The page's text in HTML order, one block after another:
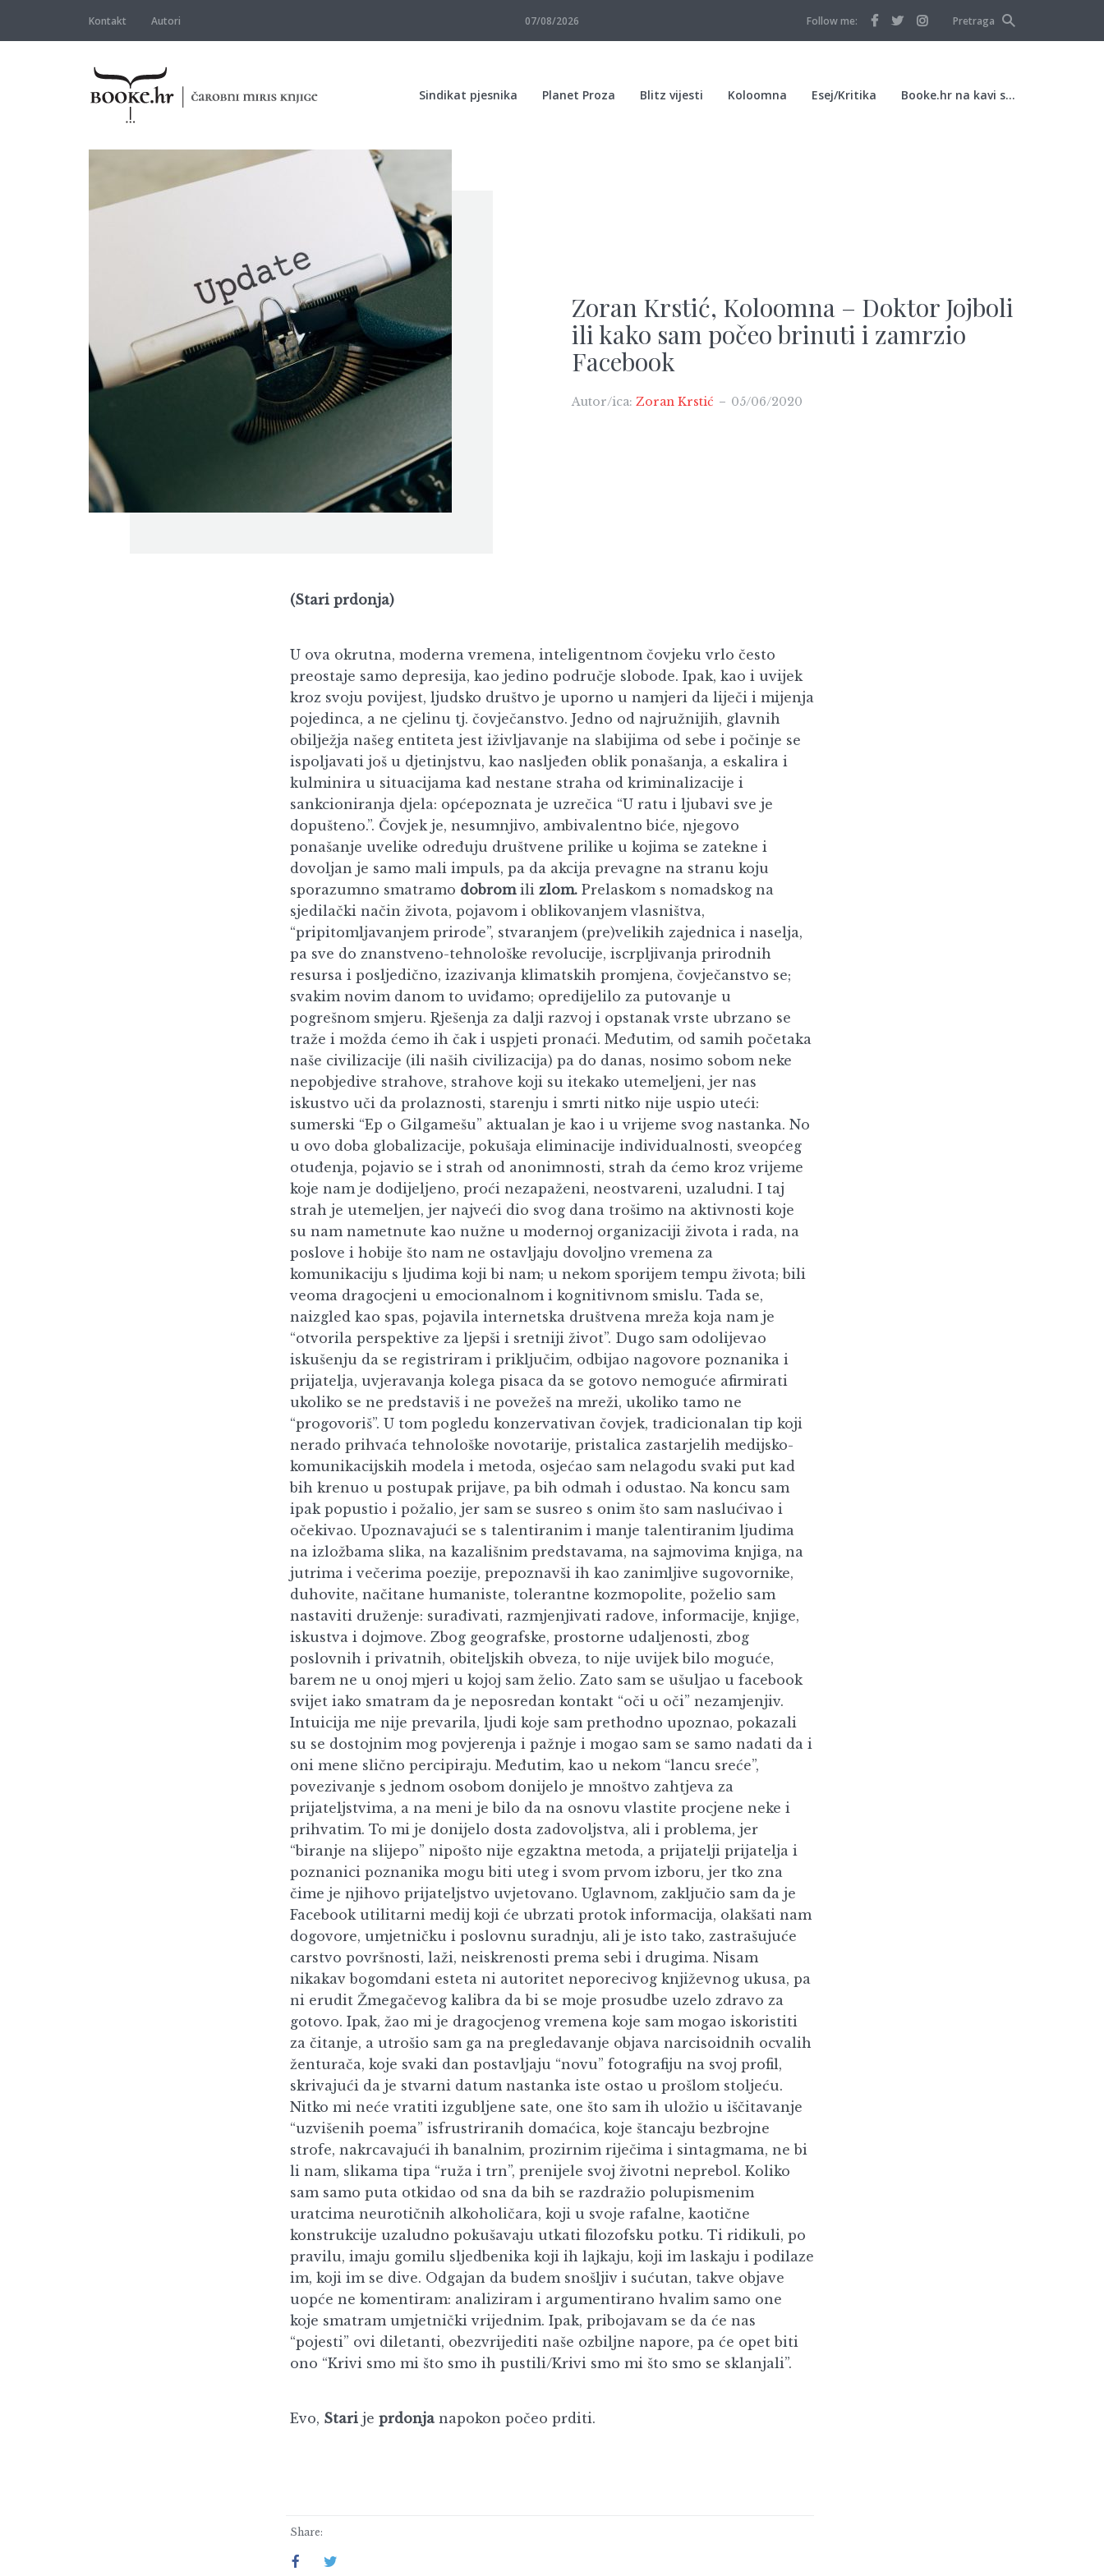
Kontakt Autori 07/08/2026 Follow me: Pretraga
Sindikat pjesnika Planet Proza Blitz vijesti Koloomna Esej/Kritika Booke.hr na kavi s…
Zoran Krstić, Koloomna – Doktor Jojboli
ili kako sam počeo brinuti i zamrzio
Facebook
Autor/ica: Zoran Krstić 05/06/2020
(Stari prdonja)
U ova okrutna, moderna vremena, inteligentnom čovjeku vrlo često
preostaje samo depresija, kao jedino područje slobode. Ipak, kao i uvijek
kroz svoju povijest, ljudsko društvo je uporno u namjeri da liječi i mijenja
pojedinca, a ne cjelinu tj. čovječanstvo. Jedno od najružnijih, glavnih
obilježja našeg entiteta jest iživljavanje na slabijima od sebe i počinje se
ispoljavati još u djetinjstvu, kao nasljeđen oblik ponašanja, a eskalira i
kulminira u situacijama kad nestane straha od kriminalizacije i
sankcioniranja djela: općepoznata je uzrečica “U ratu i ljubavi sve je
dopušteno.”. Čovjek je, nesumnjivo, ambivalentno biće, njegovo
ponašanje uvelike određuju društvene prilike u kojima se zatekne i
dovoljan je samo mali impuls, pa da akcija prevagne na stranu koju
sporazumno smatramo dobrom ili zlom. Prelaskom s nomadskog na
sjedilački način života, pojavom i oblikovanjem vlasništva,
“pripitomljavanjem prirode”, stvaranjem (pre)velikih zajednica i naselja,
pa sve do znanstveno-tehnološke revolucije, iscrpljivanja prirodnih
resursa i posljedično, izazivanja klimatskih promjena, čovječanstvo se;
svakim novim danom to uviđamo; opredijelilo za putovanje u
pogrešnom smjeru. Rješenja za dalji razvoj i opstanak vrste ubrzano se
traže i možda ćemo ih čak i uspjeti pronaći. Međutim, od samih početaka
naše civilizacije (ili naših civilizacija) pa do danas, nosimo sobom neke
nepobjedive strahove, strahove koji su itekako utemeljeni, jer nas
iskustvo uči da prolaznosti, starenju i smrti nitko nije uspio uteći:
sumerski “Ep o Gilgamešu” aktualan je kao i u vrijeme svog nastanka. No
u ovo doba globalizacije, pokušaja eliminacije individualnosti, sveopćeg
otuđenja, pojavio se i strah od anonimnosti, strah da ćemo kroz vrijeme
koje nam je dodijeljeno, proći nezapaženi, neostvareni, uzaludni. I taj
strah je utemeljen, jer najveći dio svog dana trošimo na aktivnosti koje
su nam nametnute kao nužne u modernoj organizaciji života i rada, na
poslove i hobije što nam ne ostavljaju dovoljno vremena za
komunikaciju s ljudima koji bi nam; u nekom sporijem tempu života; bili
veoma dragocjeni u emocionalnom i kognitivnom smislu. Tada se,
naizgled kao spas, pojavila internetska društvena mreža koja nam je
“otvorila perspektive za ljepši i sretniji život”. Dugo sam odolijevao
iskušenju da se registriram i priključim, odbijao nagovore poznanika i
prijatelja, uvjeravanja kolega pisaca da se gotovo nemoguće afirmirati
ukoliko se ne predstaviš i ne povežeš na mreži, ukoliko tamo ne
“progovoriš”. U tom pogledu konzervativan čovjek, tradicionalan tip koji
nerado prihvaća tehnološke novotarije, pristalica zastarjelih medijsko-
komunikacijskih modela i metoda, osjećao sam nelagodu svaki put kad
bih krenuo u postupak prijave, pa bih odmah i odustao. Na koncu sam
ipak popustio i požalio, jer sam se susreo s onim što sam naslućivao i
očekivao. Upoznavajući se s talentiranim i manje talentiranim ljudima
na izložbama slika, na kazališnim predstavama, na sajmovima knjiga, na
jutrima i večerima poezije, prepoznavši ih kao zanimljive sugovornike,
duhovite, načitane humaniste, tolerantne kozmopolite, poželio sam
nastaviti druženje: surađivati, razmjenjivati radove, informacije, knjige,
iskustva i dojmove. Zbog geografske, prostorne udaljenosti, zbog
poslovnih i privatnih, obiteljskih obveza, to nije uvijek bilo moguće,
barem ne u onoj mjeri u kojoj sam želio. Zato sam se ušuljao u facebook
svijet iako smatram da je neposredan kontakt “oči u oči” nezamjenjiv.
Intuicija me nije prevarila, ljudi koje sam prethodno upoznao, pokazali
su se dostojnim mog povjerenja i pažnje i mogao sam se samo nadati da i
oni mene slično percipiraju. Međutim, kao u nekom “lancu sreće”,
povezivanje s jednom osobom donijelo je mnoštvo zahtjeva za
prijateljstvima, a na meni je bilo da na osnovu vlastite procjene neke i
prihvatim. To mi je donijelo dosta zadovoljstva, ali i problema, jer
“biranje na slijepo” nipošto nije egzaktna metoda, a prijatelji prijatelja i
poznanici poznanika mogu biti uteg i svom prvom izboru, jer tko zna
čime je njihovo prijateljstvo uvjetovano. Uglavnom, zaključio sam da je
Facebook utilitarni medij koji će ubrzati protok informacija, olakšati nam
dogovore, umjetničku i poslovnu suradnju, ali je isto tako, zastrašujuće
carstvo površnosti, laži, neiskrenosti prema sebi i drugima. Nisam
nikakav bogomdani esteta ni autoritet neporecivog književnog ukusa, pa
ni erudit Žmegačevog kalibra da bi se moje prosudbe uzelo zdravo za
gotovo. Ipak, žao mi je dragocjenog vremena koje sam mogao iskoristiti
za čitanje, a utrošio sam ga na pregledavanje objava narcisoidnih ocvalih
ženturača, koje svaki dan postavljaju “novu” fotografiju na svoj profil,
skrivajući da je stvarni datum nastanka iste ostao u prošlom stoljeću.
Nitko mi neće vratiti izgubljene sate, one što sam ih uložio u iščitavanje
“uzvišenih poema” isfrustriranih domaćica, koje štancaju bezbrojne
strofe, nakrcavajući ih banalnim, prozirnim riječima i sintagmama, ne bi
li nam, slikama tipa “ruža i trn”, prenijele svoj životni neprebol. Koliko
sam samo puta otkidao od sna da bih se razdražio polupismenim
uratcima neurotičnih alkoholičara, koji u svoje rafalne, kaotične
konstrukcije uzaludno pokušavaju utkati filozofsku potku. Ti ridikuli, po
pravilu, imaju gomilu sljedbenika koji ih lajkaju, koji im laskaju i podilaze
im, koji im se dive. Odgajan da budem snošljiv i sućutan, takve objave
uopće ne komentiram: analiziram i argumentirano hvalim samo one
koje smatram umjetnički vrijednim. Ipak, pribojavam se da će nas
“pojesti” ovi diletanti, obezvrijediti naše ozbiljne napore, pa će opet biti
ono “Krivi smo mi što smo ih pustili/Krivi smo mi što smo se sklanjali”.
Evo, Stari je prdonja napokon počeo prditi.
Share: